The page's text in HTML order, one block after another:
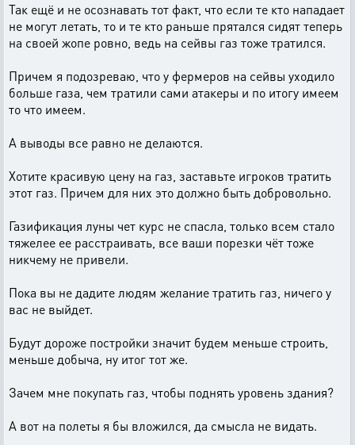
Так ещё и не осознавать тот факт, что если те кто нападает
не могут летать, то и те кто раньше прятался сидят теперь
на своей жопе ровно, ведь на сейвы газ тоже тратился.
Причем я подозреваю, что у фермеров на сейвы уходило
больше газа, чем тратили сами атакеры и по итогу имеем
то что имеем.
А выводы все равно не делаются.
Хотите красивую цену на газ, заставьте игроков тратить
этот газ. Причем для них это должно быть добровольно.
Газификация луны чет курс не спасла, только всем стало
тяжелее ее расстраивать, все ваши порезки чёт тоже
никчему не привели.
Пока вы не дадите людям желание тратить газ, ничего у
вас не выйдет.
Будут дороже постройки значит будем меньше строить,
меньше добыча, ну итог тот же.
Зачем мне покупать газ, чтобы поднять уровень здания?
А вот на полеты я бы вложился, да смысла не видать.